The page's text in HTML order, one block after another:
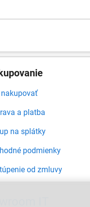
a platba
na splátky
podmienky
od zmluvy